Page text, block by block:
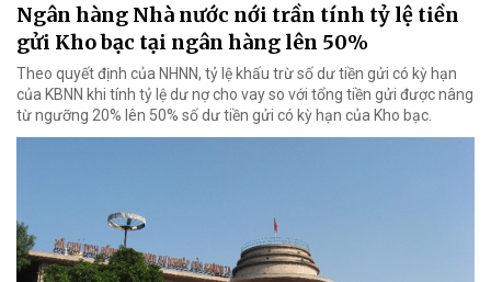
Ngân hàng Nhà nước nới trần tính tỷ lệ tiền
gửi Kho bạc tại ngân hàng lên 50%
Theo quyết định của NHNN, tỷ lệ khấu trừ số dư tiền gửi có kỳ hạn
của KBNN khi tính tỷ lệ dư nợ cho vay so với tổng tiền gửi được nâng
từ ngưỡng 20% lên 50% số dư tiền gửi có kỳ hạn của Kho bạc.